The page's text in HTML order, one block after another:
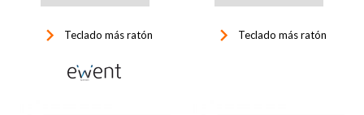
keyboard_arrow_right Teclado más ratón keyboard_arrow_right Teclado más ratón